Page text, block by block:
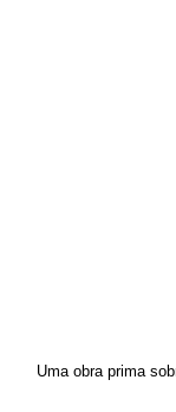
Uma obra prima